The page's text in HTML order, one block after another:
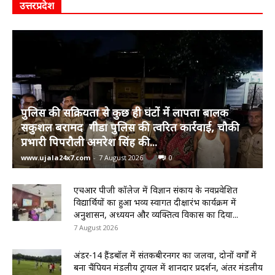
उत्तरप्रदेश
पुलिस की सक्रियता से कुछ ही घंटों में लापता बालक
सकुशल बरामद गीडा पुलिस की त्वरित कार्रवाई, चौकी
प्रभारी पिपरौली अमरेश सिंह की...
www.ujala24x7.com - 7 August 2026 0
एचआर पीजी कॉलेज में विज्ञान संकाय के नवप्रवेशित
विद्यार्थियों का हुआ भव्य स्वागत दीक्षारंभ कार्यक्रम में
अनुशासन, अध्ययन और व्यक्तित्व विकास का दिया...
7 August 2026
अंडर-14 हैंडबॉल में संतकबीरनगर का जलवा, दोनों वर्गों में
बना चैंपियन मंडलीय ट्रायल में शानदार प्रदर्शन, अंतर मंडलीय